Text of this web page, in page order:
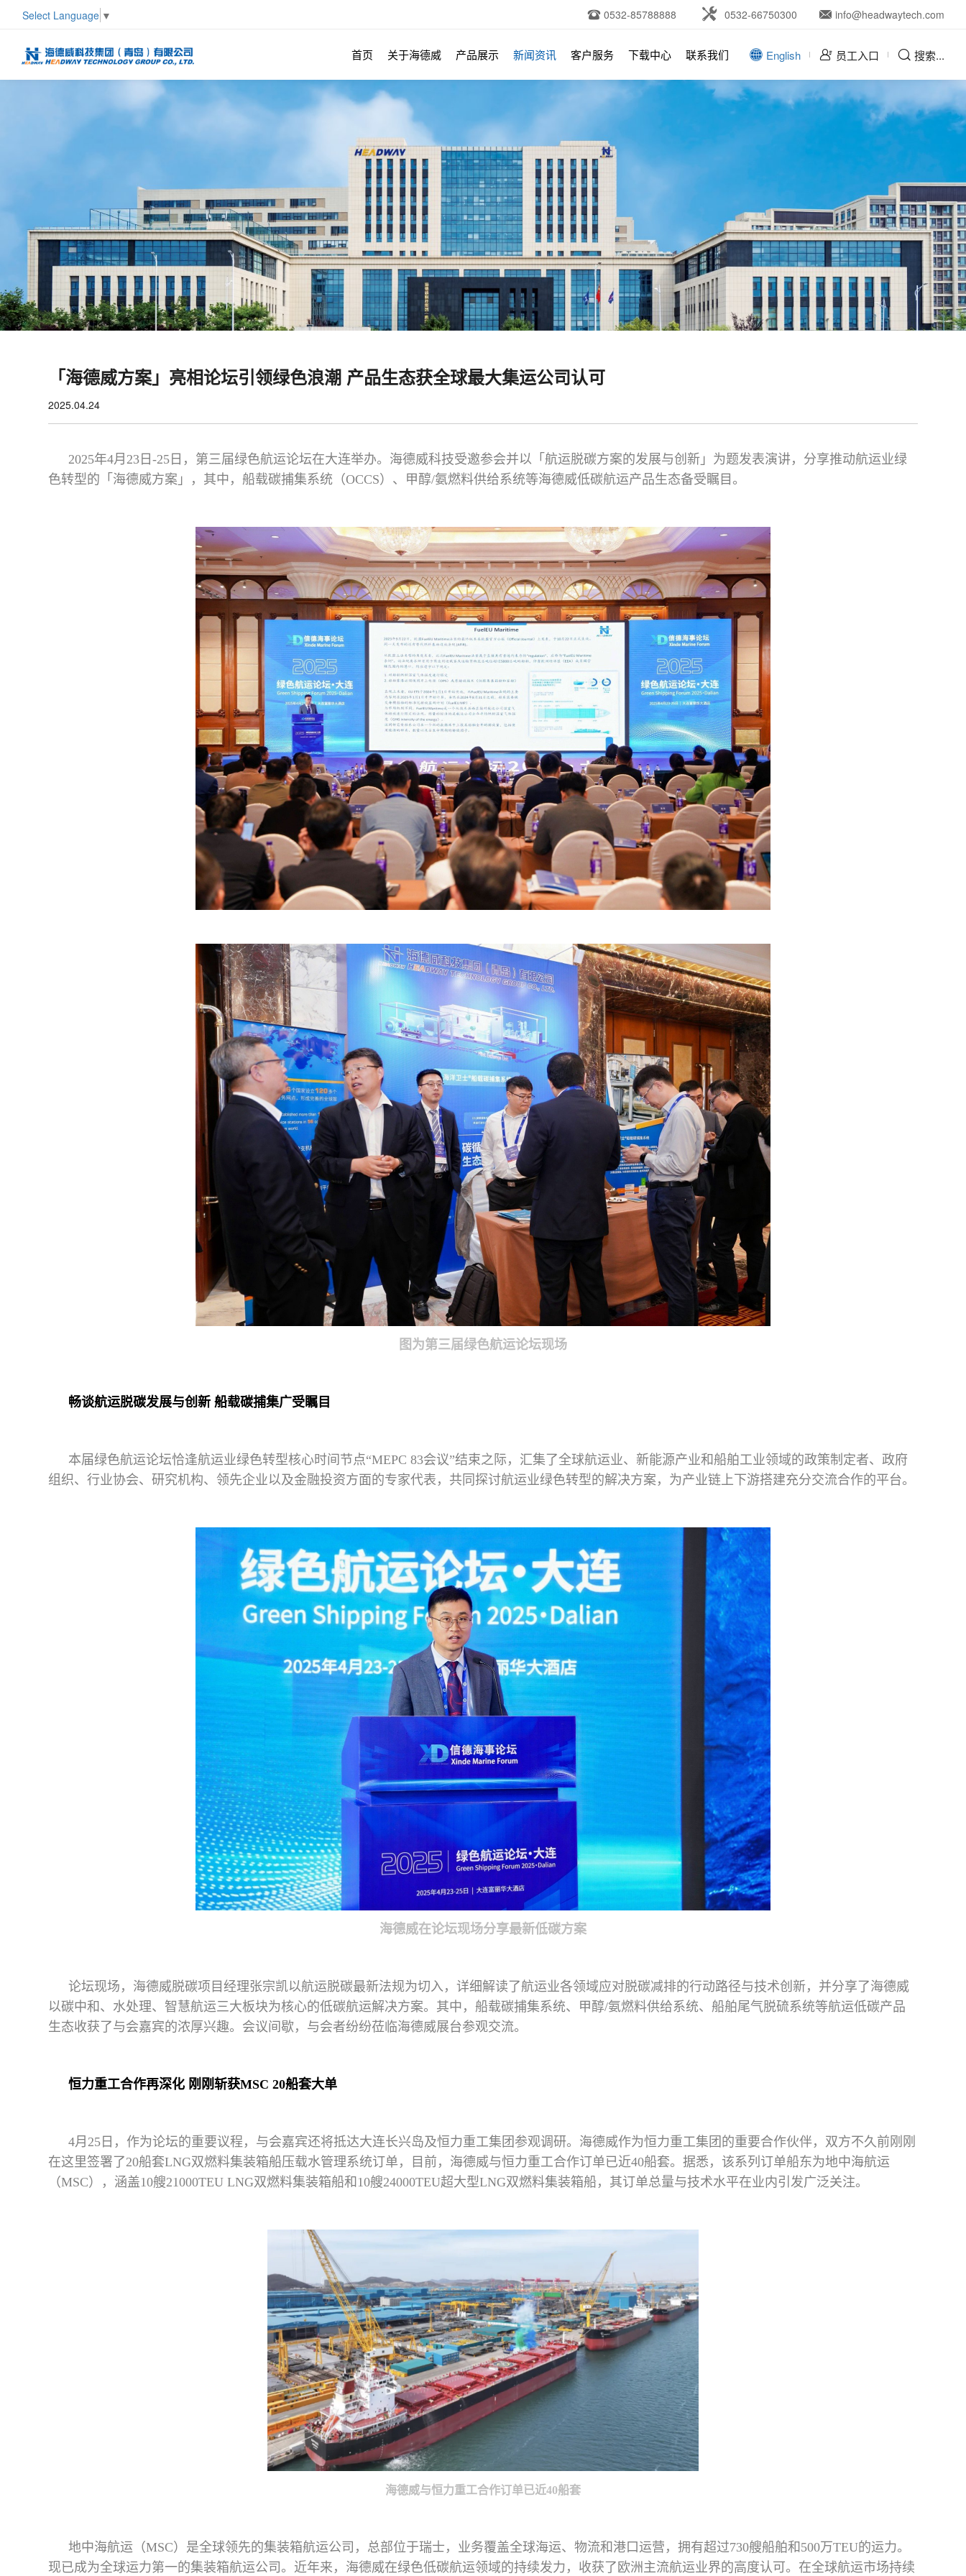
Select Language ▼ 0532-85788888 0532-66750300 info@headwaytech.com
首页 关于海德威 产品展示 新闻资讯 客户服务 下载中心 联系我们 English 员工入口 搜索...
「海德威方案」亮相论坛引领绿色浪潮 产品生态获全球最大集运公司认可
2025.04.24
2025年4月23日-25日，第三届绿色航运论坛在大连举办。海德威科技受邀参会并以「航运脱碳方案的发展与创新」为题发表演讲，分享推动航运业绿
色转型的「海德威方案」，其中，船载碳捕集系统（OCCS）、甲醇/氨燃料供给系统等海德威低碳航运产品生态备受瞩目。
图为第三届绿色航运论坛现场
畅谈航运脱碳发展与创新 船载碳捕集广受瞩目
本届绿色航运论坛恰逢航运业绿色转型核心时间节点“MEPC 83会议”结束之际，汇集了全球航运业、新能源产业和船舶工业领域的政策制定者、政府
组织、行业协会、研究机构、领先企业以及金融投资方面的专家代表，共同探讨航运业绿色转型的解决方案，为产业链上下游搭建充分交流合作的平台。
海德威在论坛现场分享最新低碳方案
论坛现场，海德威脱碳项目经理张宗凯以航运脱碳最新法规为切入，详细解读了航运业各领域应对脱碳减排的行动路径与技术创新，并分享了海德威
以碳中和、水处理、智慧航运三大板块为核心的低碳航运解决方案。其中，船载碳捕集系统、甲醇/氨燃料供给系统、船舶尾气脱硫系统等航运低碳产品
生态收获了与会嘉宾的浓厚兴趣。会议间歇，与会者纷纷莅临海德威展台参观交流。
恒力重工合作再深化 刚刚斩获MSC 20船套大单
4月25日，作为论坛的重要议程，与会嘉宾还将抵达大连长兴岛及恒力重工集团参观调研。海德威作为恒力重工集团的重要合作伙伴，双方不久前刚刚
在这里签署了20船套LNG双燃料集装箱船压载水管理系统订单，目前，海德威与恒力重工合作订单已近40船套。据悉，该系列订单船东为地中海航运
（MSC），涵盖10艘21000TEU LNG双燃料集装箱船和10艘24000TEU超大型LNG双燃料集装箱船，其订单总量与技术水平在业内引发广泛关注。
海德威与恒力重工合作订单已近40船套
地中海航运（MSC）是全球领先的集装箱航运公司，总部位于瑞士，业务覆盖全球海运、物流和港口运营，拥有超过730艘船舶和500万TEU的运力。
现已成为全球运力第一的集装箱航运公司。近年来，海德威在绿色低碳航运领域的持续发力，收获了欧洲主流航运业界的高度认可。在全球航运市场持续